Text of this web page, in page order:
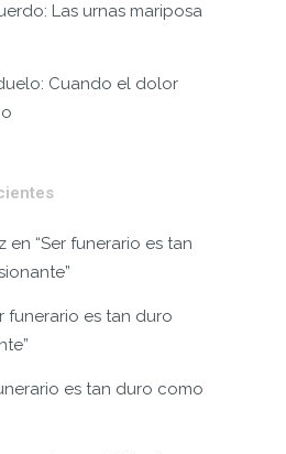
Las urnas mariposa
Cuando el dolor
en “Ser funerario es tan
funerario es tan duro
es tan duro como